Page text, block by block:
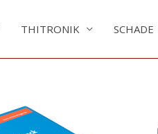
THITRONIK SCHADE